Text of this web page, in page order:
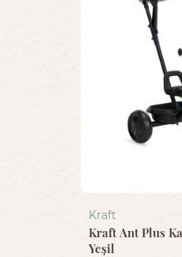
Kraft
Kraft Ant Plus
Yeşil